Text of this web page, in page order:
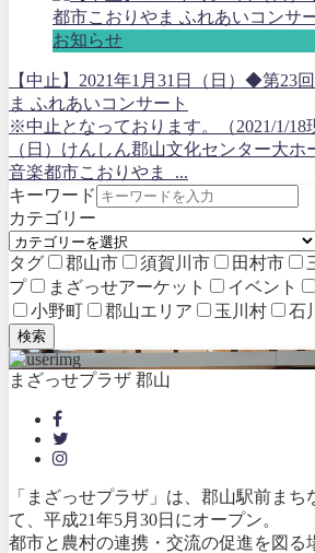
お知らせ
【中止】2021年1月31日（日）◆第23
ま ふれあいコンサート
※中止となっております。（2021/1/18
（日）けんしん郡山文化センター大ホ
音楽都市こおりやま ...
キーワード
カテゴリー
タグ 郡山市 須賀川市 田村市
プ
まざっせアーケット イベント
小野町
郡山エリア 玉川村 石
検索
まざっせプラザ 郡山
「まざっせプラザ」は、郡山駅前まち
て、平成21年5月30日にオープン。
都市と農村の連携・交流の促進を図る